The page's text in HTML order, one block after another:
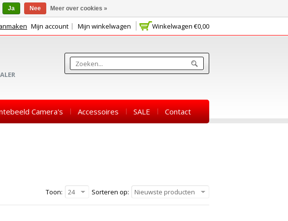
Winkelwagen €0,00
Mijn account Mijn winkelwagen
Camera's Accessoires SALE Contact
Sorteren op: Nieuwste producten
Toon: 24
Ja Nee Meer over cookies »